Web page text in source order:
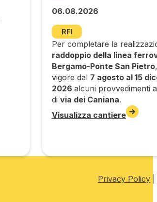
06.08.2026
RFI
Per completare la
raddoppio della linea
Bergamo-Ponte San Pietro
vigore dal 7 agosto al 15
2026 alcuni provvedimenti
di via dei Caniana.
Visualizza cantiere
Privacy Policy